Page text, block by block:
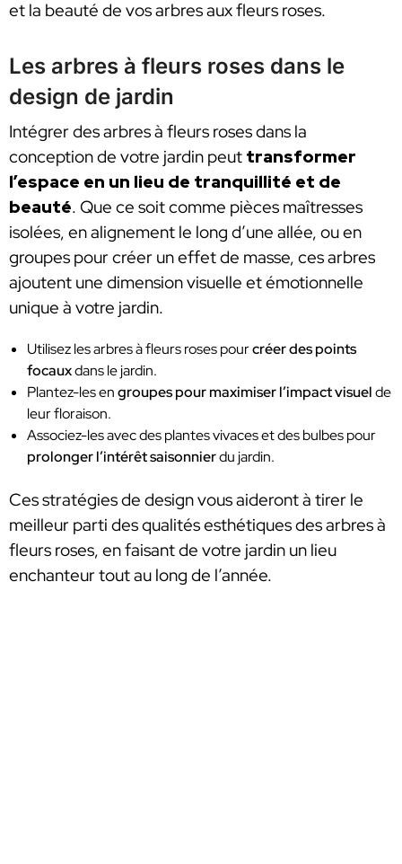
et la beauté de vos arbres aux fleurs roses.
Les arbres à fleurs roses dans le
design de jardin
Intégrer des arbres à fleurs roses dans la
conception de votre jardin peut transformer
l’espace en un lieu de tranquillité et de
beauté. Que ce soit comme pièces maîtresses
isolées, en alignement le long d’une allée, ou en
groupes pour créer un effet de masse, ces arbres
ajoutent une dimension visuelle et émotionnelle
unique à votre jardin.
Utilisez les arbres à fleurs roses pourcréer des points
focauxdans le jardin.
Plantez-les engroupes pour maximiser l’impact visuelde
leur floraison.
Associez-les avec des plantes vivaces et des bulbes pour
prolonger l’intérêt saisonnierdu jardin.
Ces stratégies de design vous aideront à tirer le
meilleur parti des qualités esthétiques des arbres à
fleurs roses, en faisant de votre jardin un lieu
enchanteur tout au long de l’année.